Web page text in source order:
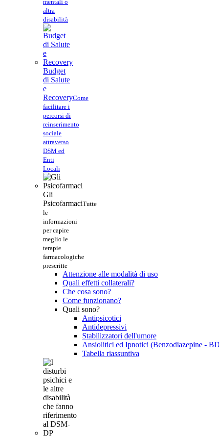
mentali o
altra
disabilità
Budget
di Salute
e
RecoveryCome
facilitare i
percorsi di
reinserimento
sociale
attraverso
DSM ed
Enti
Locali
Gli
PsicofarmaciTutte
le
informazioni
per capire
meglio le
terapie
farmacologiche
prescritte
Attenzione alle modalità di uso
Quali effetti collaterali?
Che cosa sono?
Come funzionano?
Quali sono?
Antipsicotici
Antidepressivi
Stabilizzatori dell'umore
Ansiolitici ed Ipnotici (Benzodiazepine -
Tabella riassuntiva